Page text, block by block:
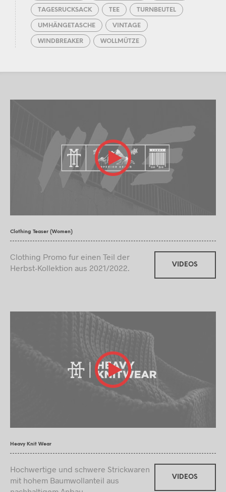
TAGESRUCKSACK TEE TURNBEUTEL
UMHÄNGETASCHE VINTAGE
WINDBREAKER WOLLMÜTZE
Clothing Teaser (Women)
Clothing Promo fur einen Teil der
Herbst-Kollektion aus 2021/2022.
VIDEOS
Heavy Knit Wear
Hochwertige und schwere Strickwaren
mit hohem Baumwollanteil aus
VIDEOS